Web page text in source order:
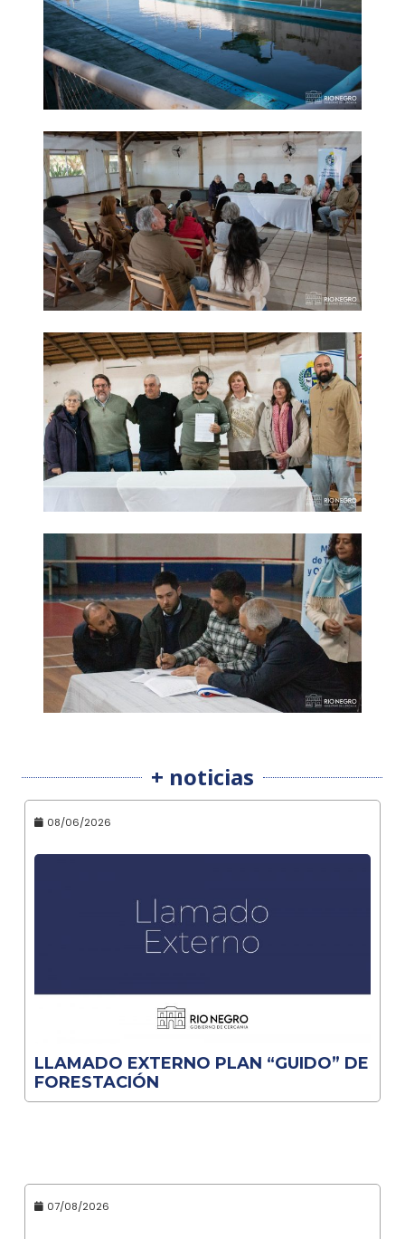
+ noticias
08/06/2026
LLAMADO EXTERNO PLAN “GUIDO” DE
FORESTACIÓN
07/08/2026